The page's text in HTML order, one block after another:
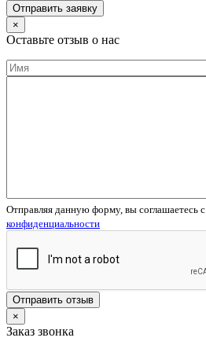
×
Оставьте отзыв о нас
Отправляя данную форму, вы соглашаетесь c
конфиденциальности
×
Заказ звонка